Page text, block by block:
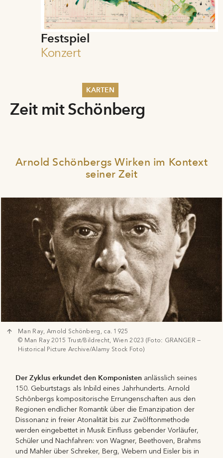
KARTEN
Sommer 2026
Festspiel
Konzert
Zeit mit Schönberg
Arnold Schönbergs Wirken im Kontext
seiner Zeit
Man Ray, Arnold Schönberg, ca. 1925
© Man Ray 2015 Trust/Bildrecht, Wien 2023 (Foto: GRANGER —
Historical Picture Archive/Alamy Stock Foto)
Der Zyklus erkundet den Komponisten anlässlich seines
150. Geburtstags als Inbild eines Jahrhunderts. Arnold
Schönbergs kompositorische Errungenschaften aus den
Regionen endlicher Romantik über die Emanzipation der
Dissonanz in freier Atonalität bis zur Zwölftonmethode
werden eingebettet in Musik Einfluss gebender Vorläufer,
Schüler und Nachfahren: von Wagner, Beethoven, Brahms
und Mahler über Schreker, Berg, Webern und Eisler bis in